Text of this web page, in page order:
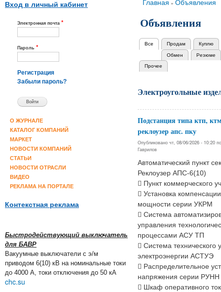
Вход в личный кабинет
Электронная почта *
Пароль *
Регистрация
Забыли пароль?
О ЖУРНАЛЕ
КАТАЛОГ КОМПАНИЙ
МАРКЕТ
НОВОСТИ КОМПАНИЙ
СТАТЬИ
НОВОСТИ ОТРАСЛИ
ВИДЕО
РЕКЛАМА НА ПОРТАЛЕ
Контекстная реклама
Быстродействующий выключатель
для БАВР
Вакуумные выключатели с э/м
приводом 6(10) кВ на номинальные токи
до 4000 А, токи отключения до 50 кА
chc.su
Вы здесь
Главная » Объявления
Объявления
Главные вкладки
Все (активная вкладка)
Продам
Куплю
Обмен
Резюме
Прочее
Электроугольные
Подстанция типа ктп,
реклоузер апс. пку
Опубликовано чт, 08/06/2026 - 10:20
Гаврилов
Автоматический пункт
Реклоузер АПС-6(10)
 Пункт коммерческого
 Установка
мощности серии УКРМ
 Система
управления
процессами АСУ ТП
 Система технического
электроэнергии АСТУЭ
 Распределительное
напряжения серии РУНН
 Шкаф оперативного